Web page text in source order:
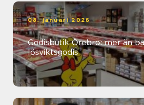
08. januari 2026
Godisbutik Örebro: mer än
lösviktsgodis